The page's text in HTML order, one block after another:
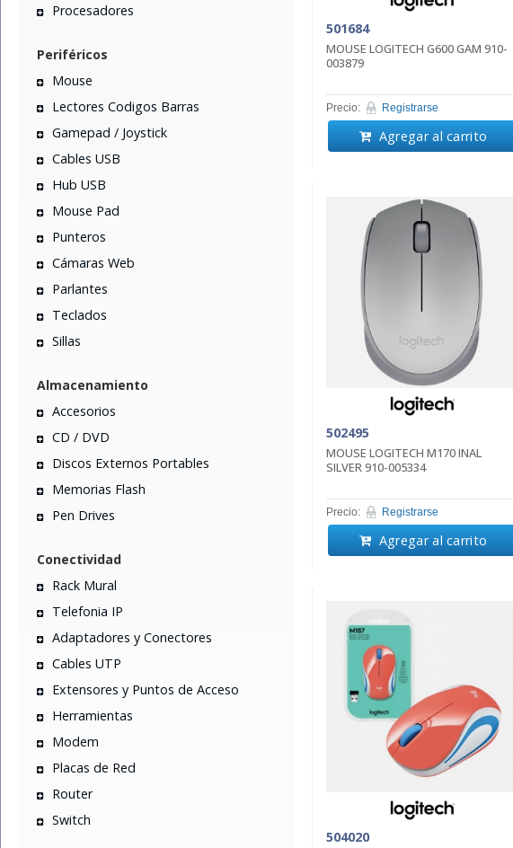
Procesadores
Periféricos
Mouse
Lectores Codigos Barras
Gamepad / Joystick
Cables USB
Hub USB
Mouse Pad
Punteros
Cámaras Web
Parlantes
Teclados
Sillas
Almacenamiento
Accesorios
CD / DVD
Discos Externos Portables
Memorias Flash
Pen Drives
Conectividad
Rack Mural
Telefonia IP
Adaptadores y Conectores
Cables UTP
Extensores y Puntos de Acceso
Herramientas
Modem
Placas de Red
Router
Switch
501684
MOUSE LOGITECH G600 GAM 910-
003879
Precio: Registrarse
Agregar al carrito
502495
MOUSE LOGITECH M170 INAL
SILVER 910-005334
Precio: Registrarse
Agregar al carrito
504020